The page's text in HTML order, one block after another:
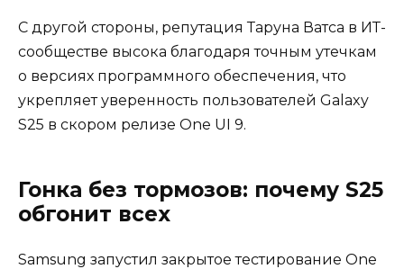
С другой стороны, репутация Таруна Ватса в ИТ-
сообществе высока благодаря точным утечкам
о версиях программного обеспечения, что
укрепляет уверенность пользователей Galaxy
S25 в скором релизе One UI 9.
Гонка без тормозов: почему S25
обгонит всех
Samsung запустил закрытое тестирование One